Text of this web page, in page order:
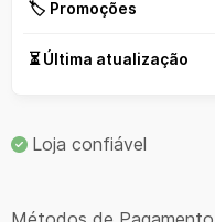
🏷️ Promoções
⏳ Última atualização
Loja confiável